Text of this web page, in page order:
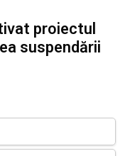
proiectul
suspendării